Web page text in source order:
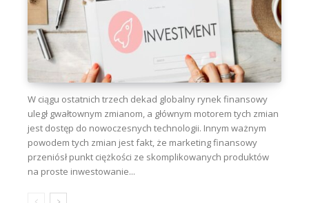
W ciągu ostatnich trzech dekad globalny rynek finansowy
uległ gwałtownym zmianom, a głównym motorem tych zmian
jest dostęp do nowoczesnych technologii. Innym ważnym
powodem tych zmian jest fakt, że marketing finansowy
przeniósł punkt ciężkości ze skomplikowanych produktów
na proste inwestowanie...